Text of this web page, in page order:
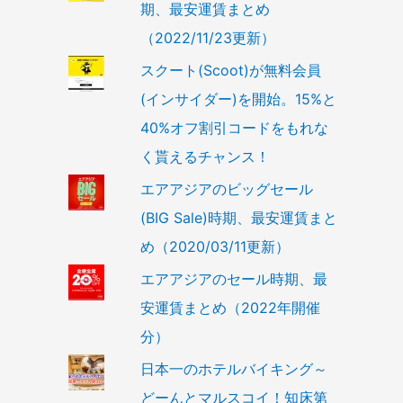
期、最安運賃まとめ
（2022/11/23更新）
スクート(Scoot)が無料会員
(インサイダー)を開始。15%と
40%オフ割引コードをもれな
く貰えるチャンス！
エアアジアのビッグセール
(BIG Sale)時期、最安運賃まと
め（2020/03/11更新）
エアアジアのセール時期、最
安運賃まとめ（2022年開催
分）
日本一のホテルバイキング～
どーんとマルスコイ！知床第